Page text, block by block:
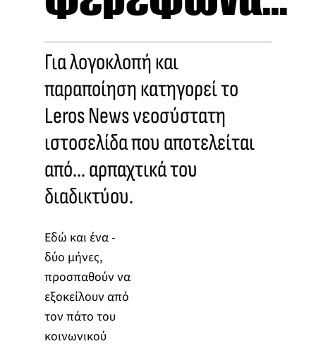
Για λογοκλοπή και
παραποίηση κατηγορεί το
Leros News νεοσύστατη
ιστοσελίδα που αποτελείται
από... αρπαχτικά του
διαδικτύου.
Εδώ και ένα -
δύο μήνες,
προσπαθούν να
εξοκείλουν από
τον πάτο του
κοινωνικού